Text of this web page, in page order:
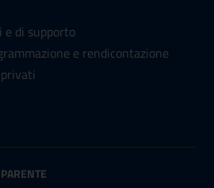
e di supporto
e rendicontazione